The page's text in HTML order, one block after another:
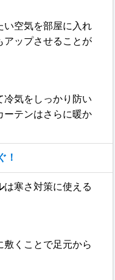
い空気を部屋に入れ
アップさせることが
冷気をしっかり防い
ーテンはさらに暖か
！
は寒さ対策に使える
くことで足元から